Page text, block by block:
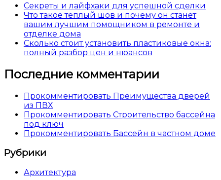
Секреты и лайфхаки для успешной сделки
Что такое теплый шов и почему он станет
вашим лучшим помощником в ремонте и
отделке дома
Сколько стоит установить пластиковые окна:
полный разбор цен и нюансов
Последние комментарии
Прокомментировать Преимущества дверей
из ПВХ
Прокомментировать Строительство бассейна
под ключ
Прокомментировать Бассейн в частном доме
Рубрики
Архитектура